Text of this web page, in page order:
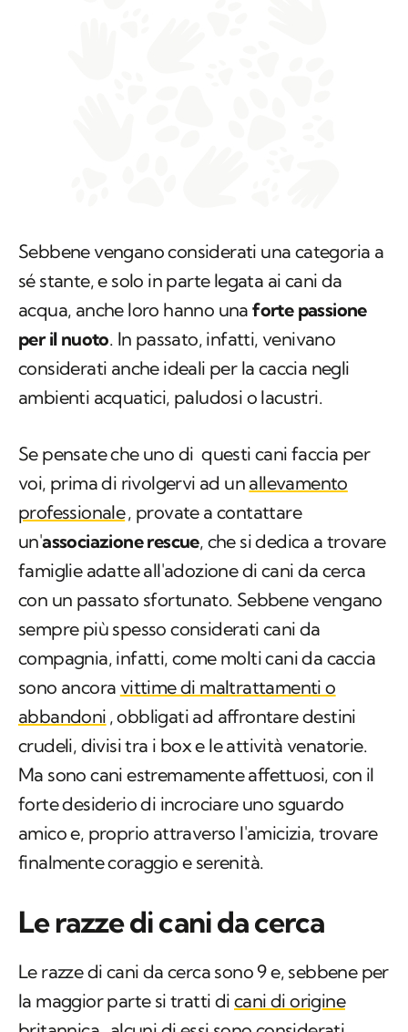
Sebbene vengano considerati una categoria a
sé stante, e solo in parte legata ai cani da
acqua, anche loro hanno unaforte passione
per il nuoto. In passato, infatti, venivano
considerati anche ideali per la caccia negli
ambienti acquatici, paludosi o lacustri.
Se pensate che uno di questi cani faccia per
voi, prima di rivolgervi ad un allevamento
professionale, provate a contattare
un'associazionerescue, che si dedica a trovare
famiglie adatte all'adozione di cani da cerca
con un passato sfortunato. Sebbene vengano
sempre più spesso considerati cani da
compagnia, infatti, come molti cani da caccia
sono ancora vittime di maltrattamenti o
abbandoni , obbligati ad affrontare destini
crudeli, divisi tra i box e le attività venatorie.
Ma sono cani estremamente affettuosi, con il
forte desiderio di incrociare uno sguardo
amico e, proprio attraverso l'amicizia, trovare
finalmente coraggio e serenità.
Le razze di cani da cerca
Le razze di cani da cerca sono 9 e, sebbene per
la maggior parte si tratti di cani di origine